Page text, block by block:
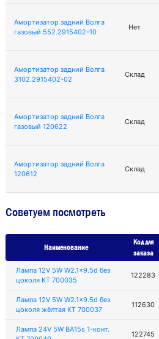
Амортизатор задний Волга
газовый 552.2915402-10
Нет
Амортизатор задний Волга
3102.2915402-02
Склад
Амортизатор задний Волга
газовый 120622
Склад
Амортизатор задний Волга
120612
Склад
Советуем посмотреть
Наименование
Код для
заказа
Лампа 12V 5W W2.1x9.5d без
цоколя КТ 700035
122283
Лампа 12V 5W W2.1x9.5d без
цоколя жёлтая КТ 700037
112630
Лампа 24V 5W BA15s 1-конт.
122745